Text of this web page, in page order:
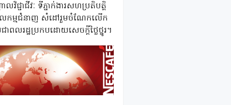
លវិជ្ជាជីវៈ ទីភ្នាក់ងារសហប្រតិបត្តិ
ងពលកម្មជំនាញ សំដៅរួមចំណែកលើក
លរដ្ឋប្រកបដោយសេចក្តីថ្លៃថ្នូរ។